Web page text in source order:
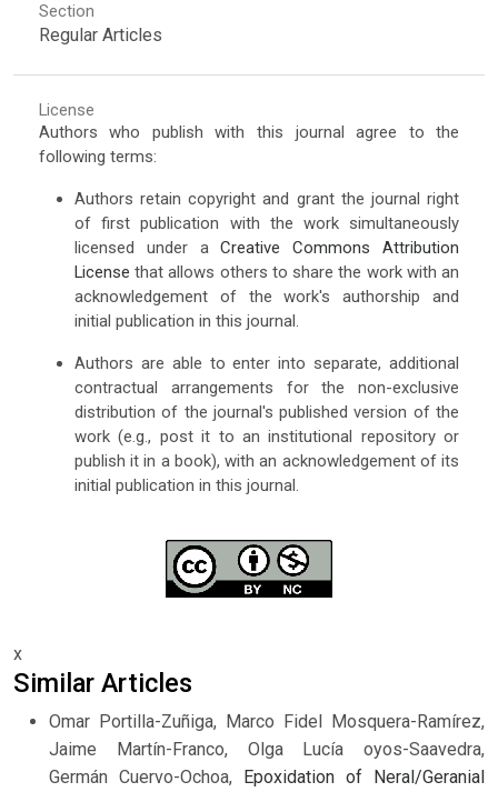
Section
Regular Articles
License
Authors who publish with this journal agree to the
following terms:
Authors retain copyright and grant the journal right
of first publication with the work simultaneously
licensed under aCreative Commons Attribution
License that allows others to share the work with an
acknowledgement of the work's authorship and
initial publication in this journal.
Authors are able to enter into separate, additional
contractual arrangements for the non-exclusive
distribution of the journal's published version of the
work (e.g., post it to an institutional repository or
publish it in a book), with an acknowledgement of its
initial publication in this journal.
x
Similar Articles
Omar Portilla-Zuñiga, Marco Fidel Mosquera-Ramírez,
Jaime Martín-Franco, Olga Lucía oyos-Saavedra,
Germán Cuervo-Ochoa, Epoxidation of Neral/Geranial